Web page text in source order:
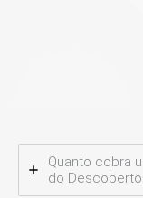
Quanto cobra
do Descoberto